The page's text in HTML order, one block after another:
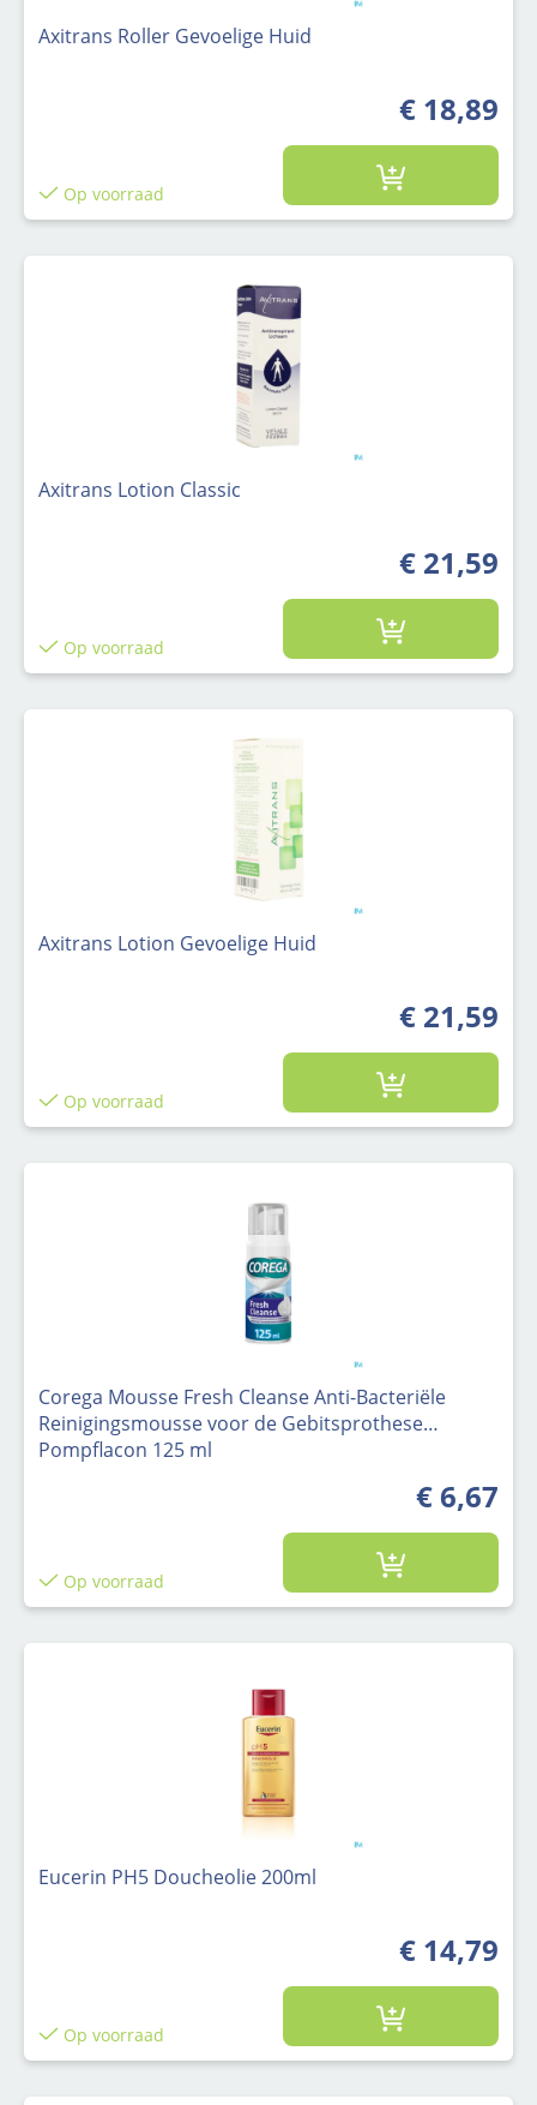
Axitrans Roller Gevoelige Huid
€ 18,89
Op voorraad
Axitrans Lotion Classic
€ 21,59
Op voorraad
Axitrans Lotion Gevoelige Huid
€ 21,59
Op voorraad
Corega Mousse Fresh Cleanse Anti-Bacteriële
Reinigingsmousse voor de Gebitsprothese
Pompflacon 125 ml
€ 6,67
Op voorraad
Eucerin PH5 Doucheolie 200ml
€ 14,79
Op voorraad